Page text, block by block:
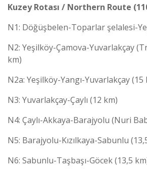
Kuzey Rotası / Northern Route
N1: Döğüşbelen-Toparlar şelalesi-
N2: Yeşilköy-Çamova-Yuvarlakçay
km)
N2a: Yeşilköy-Yangı-Yuvarlakçay (15
N3: Yuvarlakçay-Çaylı (12 km)
N4: Çaylı-Akkaya-Barajyolu (Nuri
N5: Barajyolu-Kızılkaya-Sabunlu
N6: Sabunlu-Taşbaşı-Göcek (13,5